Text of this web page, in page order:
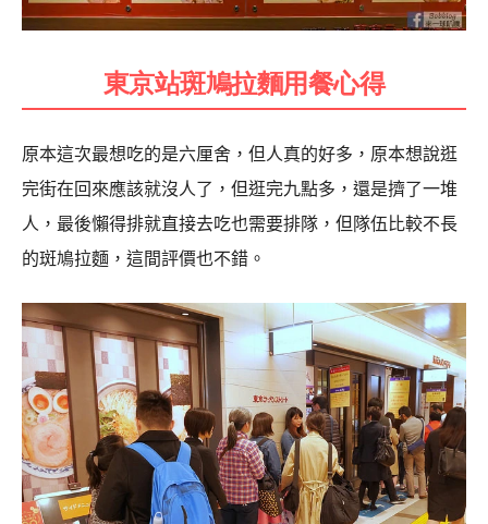
東京站斑鳩拉麵用餐心得
原本這次最想吃的是六厘舍，但人真的好多，原本想說逛
完街在回來應該就沒人了，但逛完九點多，還是擠了一堆
人，最後懶得排就直接去吃也需要排隊，但隊伍比較不長
的斑鳩拉麵，這間評價也不錯。